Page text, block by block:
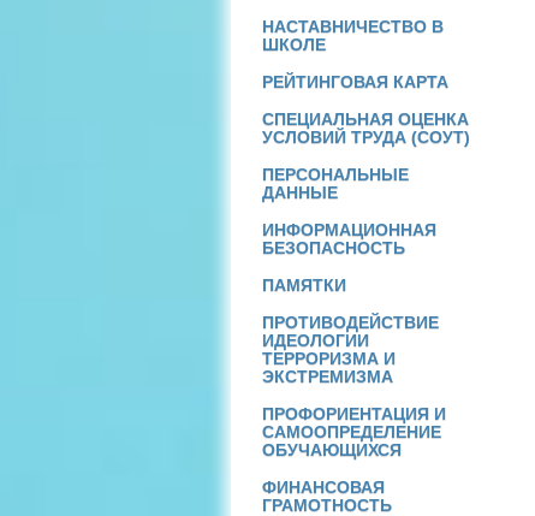
НАСТАВНИЧЕСТВО В
ШКОЛЕ
РЕЙТИНГОВАЯ КАРТА
СПЕЦИАЛЬНАЯ ОЦЕНКА
УСЛОВИЙ ТРУДА (СОУТ)
ПЕРСОНАЛЬНЫЕ
ДАННЫЕ
ИНФОРМАЦИОННАЯ
БЕЗОПАСНОСТЬ
ПАМЯТКИ
ПРОТИВОДЕЙСТВИЕ
ИДЕОЛОГИИ
ТЕРРОРИЗМА И
ЭКСТРЕМИЗМА
ПРОФОРИЕНТАЦИЯ И
САМООПРЕДЕЛЕНИЕ
ОБУЧАЮЩИХСЯ
ФИНАНСОВАЯ
ГРАМОТНОСТЬ